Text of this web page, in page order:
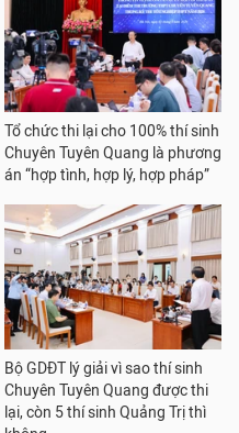
Tổ chức thi lại cho 100% thí sinh
Chuyên Tuyên Quang là phương
án “hợp tình, hợp lý, hợp pháp”
Bộ GDĐT lý giải vì sao thí sinh
Chuyên Tuyên Quang được thi
lại, còn 5 thí sinh Quảng Trị thì